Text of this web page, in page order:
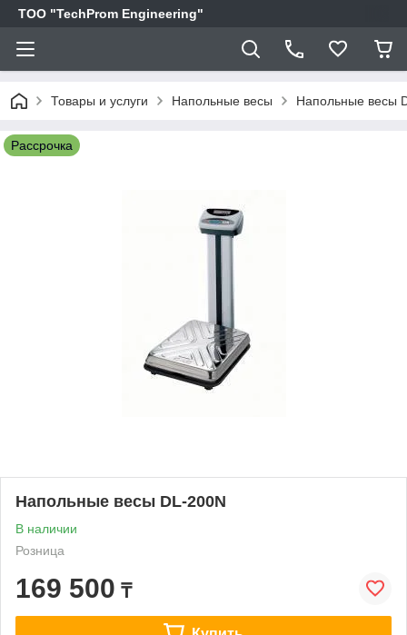
ТОО "TechProm Engineering"
Товары и услуги Напольные весы Напольные весы
Рассрочка
Напольные весы DL-200N
В наличии
Розница
169 500 ₸